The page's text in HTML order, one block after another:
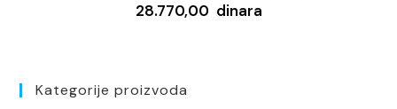
28.770,00 dinara
Kategorije proizvoda